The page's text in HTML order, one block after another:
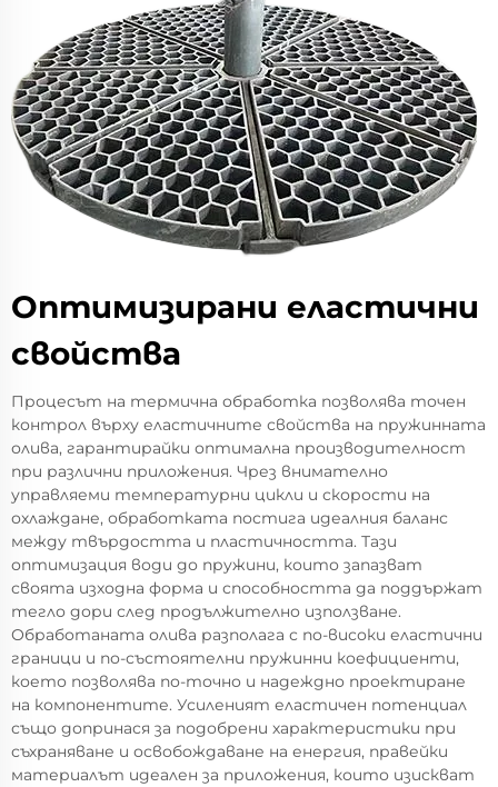
Оптимизирани еластични
свойства
Процесът на термична обработка позволява точен
контрол върху еластичните свойства на пружинната
олива, гарантирайки оптимална производителност
при различни приложения. Чрез внимателно
управляеми температурни цикли и скорости на
охлаждане, обработката постига идеалния баланс
между твърдостта и пластичността. Тази
оптимизация води до пружини, които запазват
своята изходна форма и способността да поддържат
тегло дори след продължително използване.
Обработаната олива разполага с по-високи еластични
граници и по-състоятелни пружинни коефициенти,
което позволява по-точно и надеждно проектиране
на компонентите. Усиленият еластичен потенциал
също допринася за подобрени характеристики при
съхраняване и освобождаване на енергия, правейки
материалът идеален за приложения, които изискват